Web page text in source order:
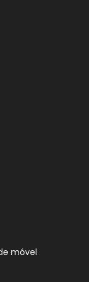
móvel